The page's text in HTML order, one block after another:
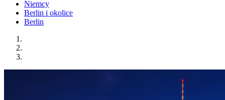
Niemcy
Berlin i okolice
Berlin